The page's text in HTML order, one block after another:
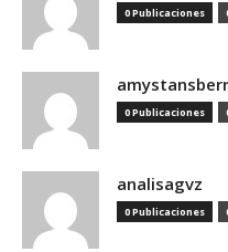
0 Publicaciones
0 Publicaciones
analisagvz
0 Publicaciones